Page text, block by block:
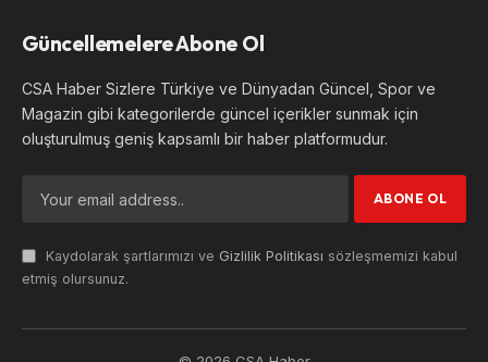
Güncellemelere Abone Ol
CSA Haber Sizlere Türkiye ve Dünyadan Güncel, Spor ve
Magazin gibi kategorilerde güncel içerikler sunmak için
oluşturulmuş geniş kapsamlı bir haber platformudur.
Kaydolarak şartlarımızı ve Gizlilik Politikası sözleşmemizi kabul
etmiş olursunuz.